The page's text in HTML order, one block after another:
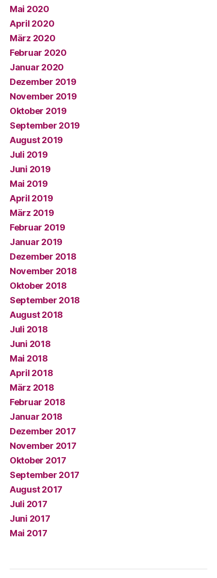
Mai 2020
April 2020
März 2020
Februar 2020
Januar 2020
Dezember 2019
November 2019
Oktober 2019
September 2019
August 2019
Juli 2019
Juni 2019
Mai 2019
April 2019
März 2019
Februar 2019
Januar 2019
Dezember 2018
November 2018
Oktober 2018
September 2018
August 2018
Juli 2018
Juni 2018
Mai 2018
April 2018
März 2018
Februar 2018
Januar 2018
Dezember 2017
November 2017
Oktober 2017
September 2017
August 2017
Juli 2017
Juni 2017
Mai 2017